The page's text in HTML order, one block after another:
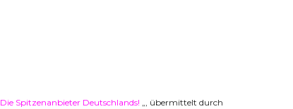
Spitzenanbieter Deutschlands! „, übermittelt durch